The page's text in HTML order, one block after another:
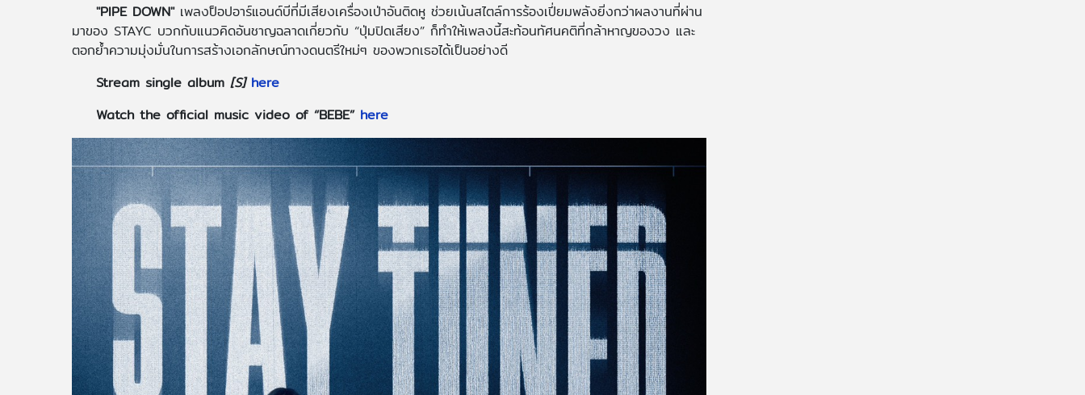
"PIPE DOWN"เพลงป็อปอาร์แอนด์บีที่มีเสียงเครื่องเป่าอันติดหู ช่วยเน้นสไตล์การร้องเปี่ยมพลังยิ่งกว่าผลงานที่ผ่าน
มาของ STAYC บวกกับแนวคิดอันชาญฉลาดเกี่ยวกับ “ปุ่มปิดเสียง” ก็ทำให้เพลงนี้สะท้อนทัศนคติที่กล้าหาญของวง และ
ตอกย้ำความมุ่งมั่นในการสร้างเอกลักษณ์ทางดนตรีใหม่ๆ ของพวกเธอได้เป็นอย่างดี
Stream single album [S] here
Watch the official music video of “BEBE” here